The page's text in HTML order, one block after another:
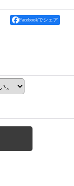
Facebookでシェア